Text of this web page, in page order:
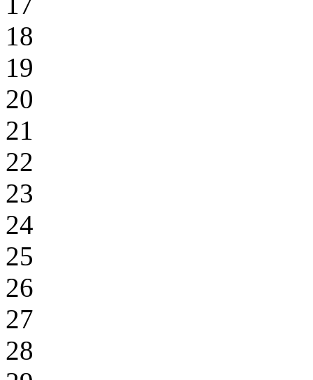
18
19
20
21
22
23
24
25
26
27
28